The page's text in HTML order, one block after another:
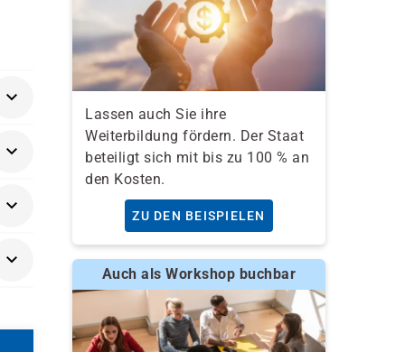
Lassen auch Sie ihre
Weiterbildung fördern. Der Staat
beteiligt sich mit bis zu 100 % an
den Kosten.
ZU DEN BEISPIELEN
Auch als Workshop buchbar